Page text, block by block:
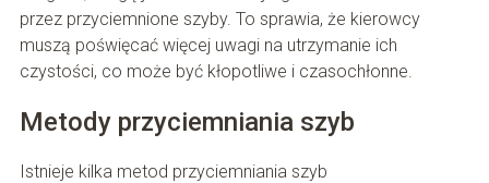
przez przyciemnione szyby. To sprawia, że kierowcy
muszą poświęcać więcej uwagi na utrzymanie ich
czystości, co może być kłopotliwe i czasochłonne.
Metody przyciemniania szyb
Istnieje kilka metod przyciemniania szyb